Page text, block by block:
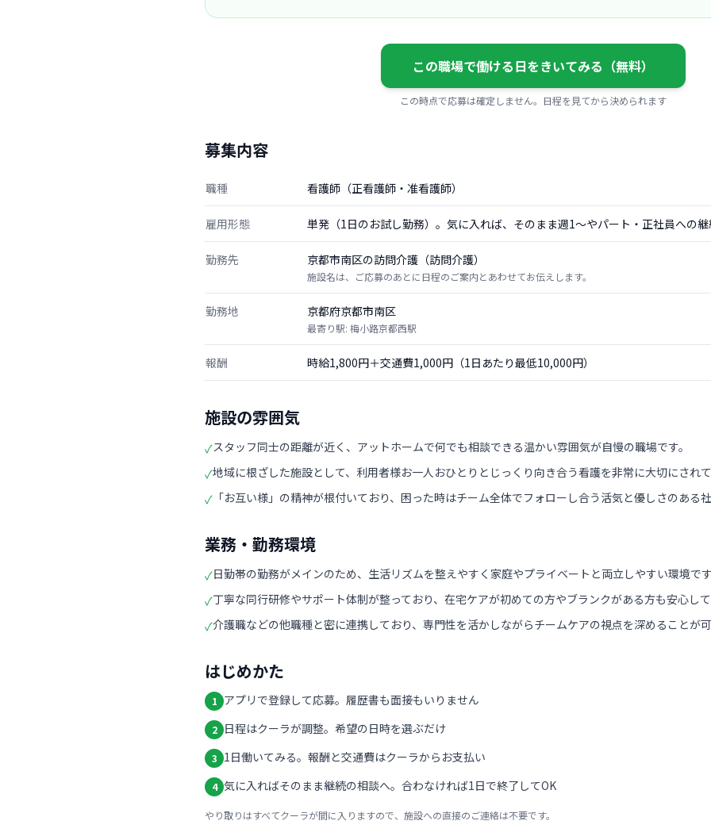
この職場で働ける日をきいてみる（無料）
この時点で応募は確定しません。日程を見てから決められます
募集内容
職種 看護師（正看護師・准看護師）
雇用形態 単発（1日のお試し勤務）。気に入れば、そのまま週1〜やパート・正社員への継
勤務先 京都市南区の訪問介護（訪問介護）
施設名は、ご応募のあとに日程のご案内とあわせてお伝えします。
勤務地 京都府京都市南区
最寄り駅: 梅小路京都西駅
報酬 時給1,800円＋交通費1,000円（1日あたり最低10,000円）
施設の雰囲気
✓スタッフ同士の距離が近く、アットホームで何でも相談できる温かい雰囲気が自慢の職場です。
✓地域に根ざした施設として、利用者様お一人おひとりとじっくり向き合う看護を非常に大切にされて
✓ 「お互い様」の精神が根付いており、困った時はチーム全体でフォローし合う活気と優しさのある社
業務・勤務環境
✓日勤帯の勤務がメインのため、生活リズムを整えやすく家庭やプライベートと両立しやすい環境です
✓丁寧な同行研修やサポート体制が整っており、在宅ケアが初めての方やブランクがある方も安心して
✓介護職などの他職種と密に連携しており、専門性を活かしながらチームケアの視点を深めることが可
はじめかた
1 アプリで登録して応募。履歴書も面接もいりません
2 日程はクーラが調整。希望の日時を選ぶだけ
3 1日働いてみる。報酬と交通費はクーラからお支払い
4 気に入ればそのまま継続の相談へ。合わなければ1日で終了してOK
やり取りはすべてクーラが間に入りますので、施設への直接のご連絡は不要です。